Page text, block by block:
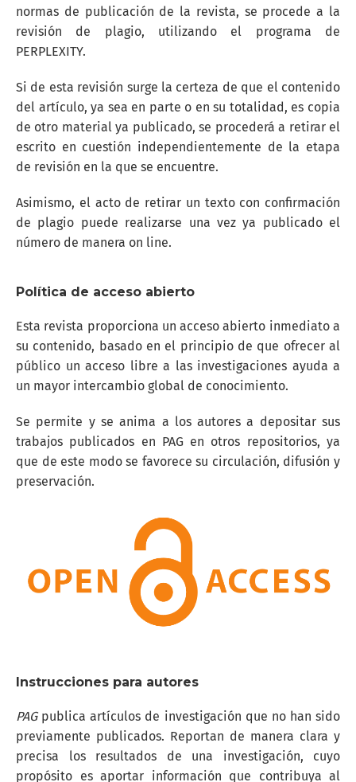
normas de publicación de la revista, se procede a la
revisión de plagio, utilizando el programa de
PERPLEXITY.
Si de esta revisión surge la certeza de que el contenido
del artículo, ya sea en parte o en su totalidad, es copia
de otro material ya publicado, se procederá a retirar el
escrito en cuestión independientemente de la etapa
de revisión en la que se encuentre.
Asimismo, el acto de retirar un texto con confirmación
de plagio puede realizarse una vez ya publicado el
número de manera on line.
Política de acceso abierto
Esta revista proporciona un acceso abierto inmediato a
su contenido, basado en el principio de que ofrecer al
público un acceso libre a las investigaciones ayuda a
un mayor intercambio global de conocimiento.
Se permite y se anima a los autores a depositar sus
trabajos publicados en PAG en otros repositorios, ya
que de este modo se favorece su circulación, difusión y
preservación.
Instrucciones para autores
PAGpublica artículos de investigación que no han sido
previamente publicados. Reportan de manera clara y
precisa los resultados de una investigación, cuyo
propósito es aportar información que contribuya al